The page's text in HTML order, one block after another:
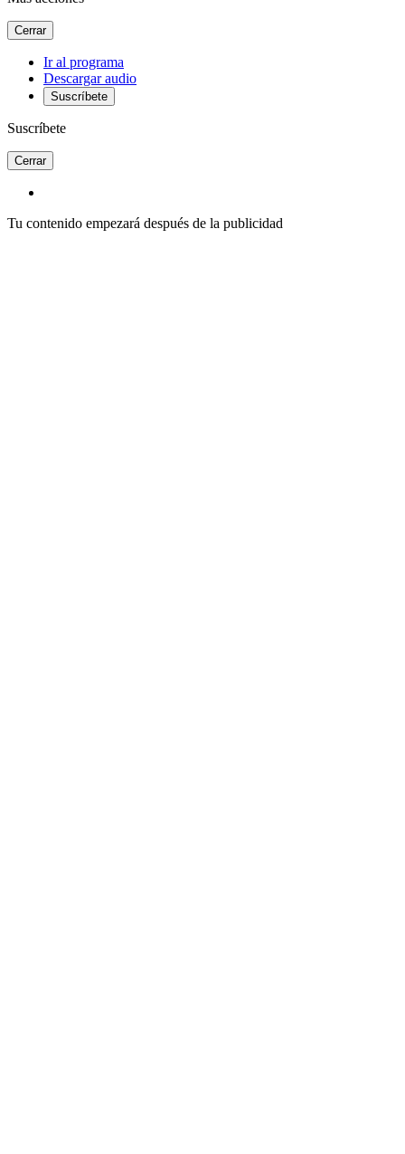
Cerrar
Ir al programa
Descargar audio
Suscríbete
Suscríbete
Cerrar
Tu contenido empezará después de la publicidad